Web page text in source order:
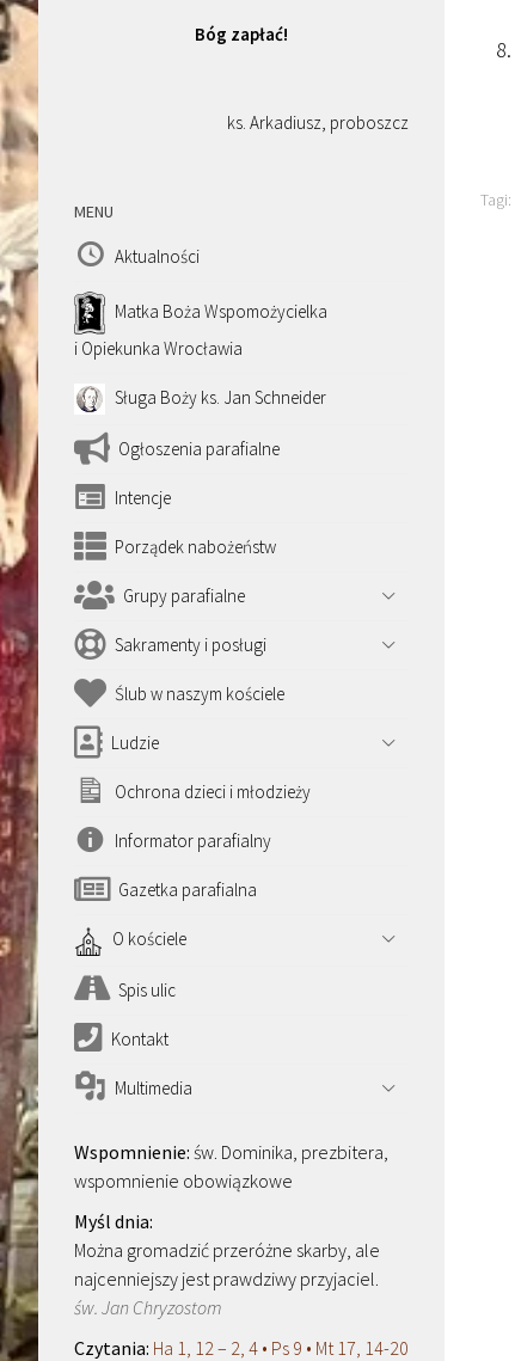
Tagi:
Bóg zapłać!
ks. Arkadiusz, proboszcz
MENU
Aktualności
Matka Boża Wspomożycielka
i Opiekunka Wrocławia
Sługa Boży ks. Jan Schneider
Ogłoszenia parafialne
Intencje
Porządek nabożeństw
Grupy parafialne
Sakramenty i posługi
Ślub w naszym kościele
Ludzie
Ochrona dzieci i młodzieży
Informator parafialny
Gazetka parafialna
O kościele
Spis ulic
Kontakt
Multimedia
św. Dominika, prezbitera,
wspomnienie obowiązkowe
Można gromadzić przeróżne skarby, ale
najcenniejszy jest prawdziwy przyjaciel.
św. Jan Chryzostom
Ha 1, 12 – 2, 4 • Ps 9 • Mt 17, 14-20